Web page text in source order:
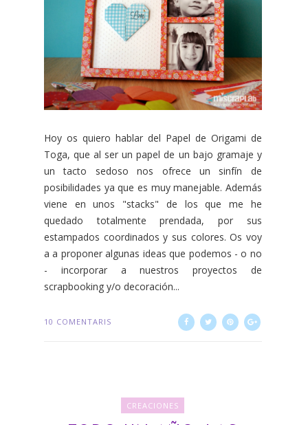
Hoy os quiero hablar del Papel de Origami de
Toga, que al ser un papel de un bajo gramaje y
un tacto sedoso nos ofrece un sinfín de
posibilidades ya que es muy manejable. Además
viene en unos "stacks" de los que me he
quedado totalmente prendada, por sus
estampados coordinados y sus colores. Os voy
a a proponer algunas ideas que podemos - o no
- incorporar a nuestros proyectos de
scrapbooking y/o decoración...
10 COMENTARIS
CREACIONES